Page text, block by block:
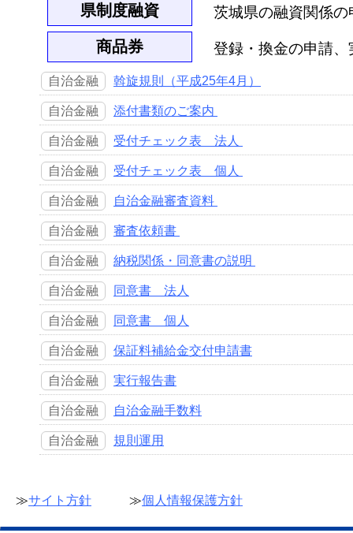
県制度融資 茨城県の融資関係
商品券 登録・換金の申請
自治金融 斡旋規則（平成25年4月）
自治金融 添付書類のご案内
自治金融 受付チェック表 法人
自治金融 受付チェック表 個人
自治金融 自治金融審査資料
自治金融 審査依頼書
自治金融 納税関係・同意書の説明
自治金融 同意書 法人
自治金融 同意書 個人
自治金融 保証料補給金交付申請書
自治金融 実行報告書
自治金融 自治金融手数料
自治金融 規則運用
≫サイト方針 ≫個人情報保護方針